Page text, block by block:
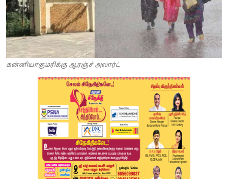
கன்னியாகுமரிக்கு ஆரஞ்ச் அலார்ட்